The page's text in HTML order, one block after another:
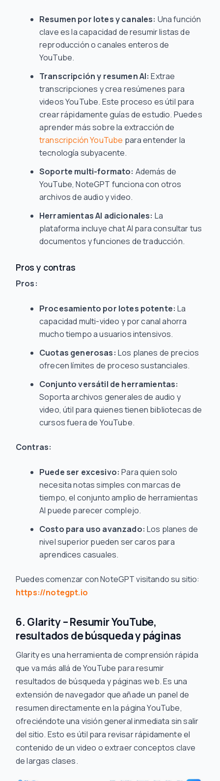
Resumen por lotes y canales: Una función
clave es la capacidad de resumir listas de
reproducción o canales enteros de
YouTube.
Transcripción y resumen AI: Extrae
transcripciones y crea resúmenes para
videos YouTube. Este proceso es útil para
crear rápidamente guías de estudio. Puedes
aprender más sobre la extracción de
transcripción YouTube para entender la
tecnología subyacente.
Soporte multi-formato: Además de
YouTube, NoteGPT funciona con otros
archivos de audio y video.
Herramientas AI adicionales: La
plataforma incluye chat AI para consultar tus
documentos y funciones de traducción.
Pros y contras
Pros:
Procesamiento por lotes potente: La
capacidad multi-video y por canal ahorra
mucho tiempo a usuarios intensivos.
Cuotas generosas: Los planes de precios
ofrecen límites de proceso sustanciales.
Conjunto versátil de herramientas:
Soporta archivos generales de audio y
video, útil para quienes tienen bibliotecas de
cursos fuera de YouTube.
Contras:
Puede ser excesivo: Para quien solo
necesita notas simples con marcas de
tiempo, el conjunto amplio de herramientas
AI puede parecer complejo.
Costo para uso avanzado: Los planes de
nivel superior pueden ser caros para
aprendices casuales.
Puedes comenzar con NoteGPT visitando su sitio:
https://notegpt.io
6. Glarity – Resumir YouTube,
resultados de búsqueda y páginas
Glarity es una herramienta de comprensión rápida
que va más allá de YouTube para resumir
resultados de búsqueda y páginas web. Es una
extensión de navegador que añade un panel de
resumen directamente en la página YouTube,
ofreciéndote una visión general inmediata sin salir
del sitio. Esto es útil para revisar rápidamente el
contenido de un video o extraer conceptos clave
de largas clases.